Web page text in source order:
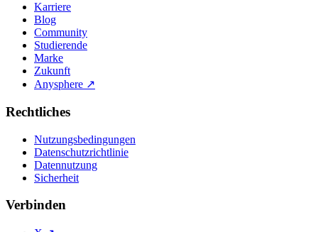
Karriere
Blog
Community
Studierende
Marke
Zukunft
Anysphere ↗
Rechtliches
Nutzungsbedingungen
Datenschutzrichtlinie
Datennutzung
Sicherheit
Verbinden